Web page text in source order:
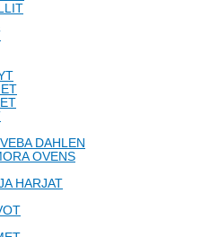
DAHLEN
OVENS
HARJAT